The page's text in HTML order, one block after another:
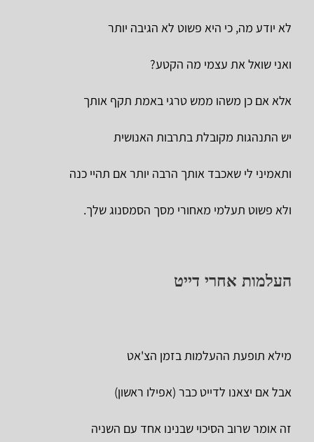
לא יודע מה, כי היא פשוט לא הגיבה יותר
ואני שואל את עצמי מה הקטע?
אלא אם כן משהו ממש טרגי באמת תקף אותך
יש התנהגות מקובלת בתרבות האנושית
ותאמיני לי שאכבד אותך הרבה יותר אם תהיי כנה
ולא פשוט תעלמי מאחורי מסך הסמסנוג שלך.
העלמות אחרי דייט
מילא תופעת ההעלמות בזמן הצ'אט
אבל אם יצאנו לדייט כבר (אפילו ראשון)
זה אומר שרוב הסיכוי שבנינו אחד עם השניה